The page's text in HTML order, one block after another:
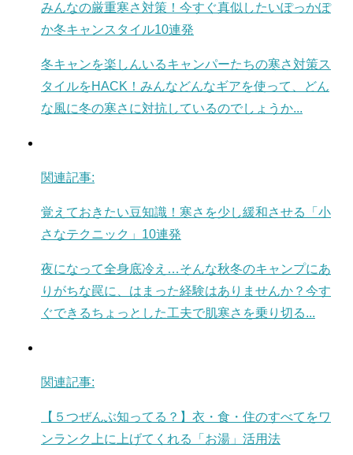
みんなの厳重寒さ対策！今すぐ真似したいぽっかぽ
か冬キャンスタイル10連発
冬キャンを楽しんいるキャンパーたちの寒さ対策ス
タイルをHACK！みんなどんなギアを使って、どん
な風に冬の寒さに対抗しているのでしょうか...
関連記事:
覚えておきたい豆知識！寒さを少し緩和させる「小
さなテクニック」10連発
夜になって全身底冷え…そんな秋冬のキャンプにあ
りがちな罠に、はまった経験はありませんか？今す
ぐできるちょっとした工夫で肌寒さを乗り切る...
関連記事:
【５つぜんぶ知ってる？】衣・食・住のすべてをワ
ンランク上に上げてくれる「お湯」活用法